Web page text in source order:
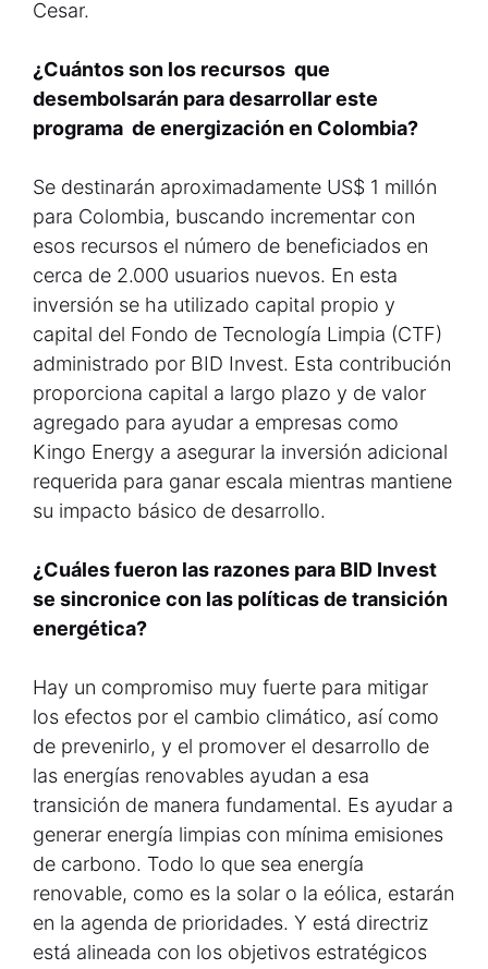
Cesar.
¿Cuántos son los recursos que
desembolsarán para desarrollar este
programa de energización en Colombia?
Se destinarán aproximadamente US$ 1 millón
para Colombia, buscando incrementar con
esos recursos el número de beneficiados en
cerca de 2.000 usuarios nuevos. En esta
inversión se ha utilizado capital propio y
capital del Fondo de Tecnología Limpia (CTF)
administrado por BID Invest. Esta contribución
proporciona capital a largo plazo y de valor
agregado para ayudar a empresas como
Kingo Energy a asegurar la inversión adicional
requerida para ganar escala mientras mantiene
su impacto básico de desarrollo.
¿Cuáles fueron las razones para BID Invest
se sincronice con las políticas de transición
energética?
Hay un compromiso muy fuerte para mitigar
los efectos por el cambio climático, así como
de prevenirlo, y el promover el desarrollo de
las energías renovables ayudan a esa
transición de manera fundamental. Es ayudar a
generar energía limpias con mínima emisiones
de carbono. Todo lo que sea energía
renovable, como es la solar o la eólica, estarán
en la agenda de prioridades. Y está directriz
está alineada con los objetivos estratégicos